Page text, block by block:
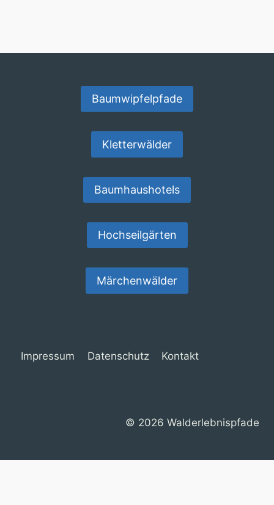
Baumwipfelpfade
Kletterwälder
Baumhaushotels
Hochseilgärten
Märchenwälder
Impressum Datenschutz Kontakt
© 2026 Walderlebnispfade